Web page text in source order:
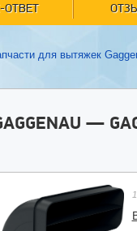
ОТВЕТ
для вытяжек
—